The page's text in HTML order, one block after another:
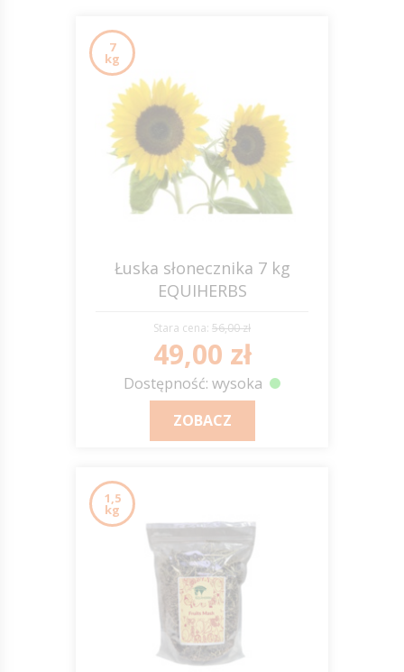
7
kg
Łuska słonecznika 7 kg
EQUIHERBS
Stara cena: 56,00 zł
49,00 zł
Dostępność: wysoka
ZOBACZ
1,5
kg